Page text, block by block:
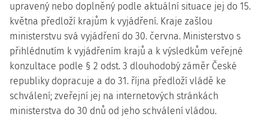
upravený nebo doplněný podle aktuální situace jej do 15.
května předloží krajům k vyjádření. Kraje zašlou
ministerstvu svá vyjádření do 30. června. Ministerstvo s
přihlédnutím k vyjádřením krajů a k výsledkům veřejné
konzultace podle § 2 odst. 3 dlouhodobý záměr České
republiky dopracuje a do 31. října předloží vládě ke
schválení; zveřejní jej na internetových stránkách
ministerstva do 30 dnů od jeho schválení vládou.